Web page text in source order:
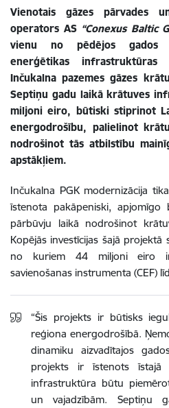
Vienotais gāzes pārvades
operators AS “Conexus Baltic
vienu no pēdējos gados
enerģētikas
Inčukalna pazemes gāzes
Septiņu gadu laikā krātuves
miljoni eiro, būtiski stiprinot
energodrošību, palielinot
nodrošinot tās atbilstību
apstākļiem.
Inčukalna PGK modernizācija
īstenota pakāpeniski,
pārbūvju laikā nodrošinot
Kopējās investīcijas šajā
no kuriem 44 miljoni eiro ir
savienošanas instrumenta (CEF)
“Šis projekts ir būtisks
reģiona energodrošībā.
dinamiku aizvadītajos
projekts ir īstenots īstajā
infrastruktūra būtu
un vajadzībām. Septiņu